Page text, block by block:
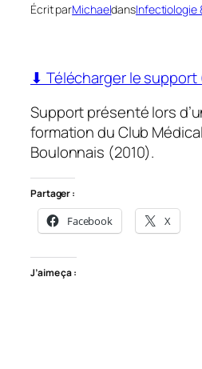
Écrit parMichaeldansInfectiologie
⬇ Télécharger le support
Support présenté lors
formation du Club
Boulonnais (2010).
Partager :
Facebook X
J’aime ça :